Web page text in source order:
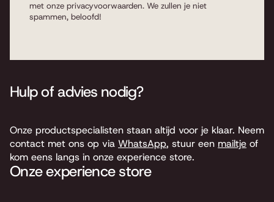
met onze privacyvoorwaarden. We zullen je niet
spammen, beloofd!
Hulp of advies nodig?
Onze productspecialisten staan altijd voor je klaar. Neem
contact met ons op via WhatsApp, stuur een mailtje of
kom eens langs in onze experience store.
Onze experience store